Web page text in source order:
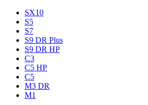
SX10
S5
S7
S9 DR Plus
S9 DR HP
C3
С5 НР
C5
M3 DR
M1